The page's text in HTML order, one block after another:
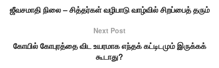
ஜீவசமாதி நிலை – சித்தர்கள் வழிபாடு வாழ்வில் சிறப்பைத் தரும்
Next Post
கோயில் கோபுரத்தை விட உயரமாக எந்தக் கட்டிடமும் இருக்கக்
கூடாது?